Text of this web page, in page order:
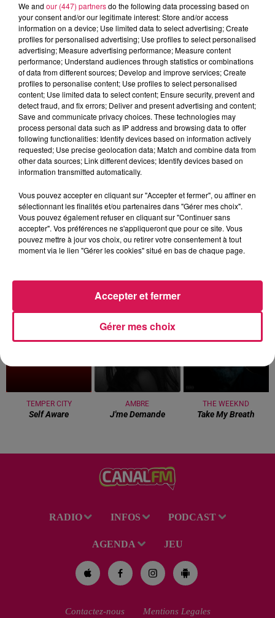
Réveil Canal FM
Angy Mayeux
Le Réveil de Canal FM
0:00 2 min 18 sec
3 juin 2025 - 2 min 18 sec
03.06.2025 - LES ANNIVERSAIRES DE PEOPLES
Revivez les meilleurs moments du Réveil de Canal FM
TEMPER CITY
Self Aware
6h28
6h28
AMBRE
J'me Demande
THE WEEKND
Take My Breath
RADIO INFOS PODCAST
AGENDA JEU
Contactez-nous Mentions Legales
We and our (447) partnersdo the following data processing based on
your consent and/or our legitimate interest: Store and/or access
information on a device; Use limited data to select advertising; Create
profiles for personalised advertising; Use profiles to select personalised
advertising; Measure advertising performance; Measure content
performance; Understand audiences through statistics or combinations
of data from different sources; Develop and improve services; Create
profiles to personalise content; Use profiles to select personalised
content; Use limited data to select content; Ensure security, prevent and
detect fraud, and fix errors; Deliver and present advertising and content;
Save and communicate privacy choices. These technologies may
process personal data such as IP address and browsing data to offer
following functionalities: Identify devices based on information actively
requested; Use precise geolocation data; Match and combine data from
other data sources; Link different devices; Identify devices based on
information transmitted automatically.
Vous pouvez accepter en cliquant sur "Accepter et fermer", ou affiner en
sélectionnant les finalités et/ou partenaires dans "Gérer mes choix".
Vous pouvez également refuser en cliquant sur "Continuer sans
accepter". Vos préférences ne s'appliqueront que pour ce site. Vous
pouvez mettre à jour vos choix, ou retirer votre consentement à tout
moment via le lien "Gérer les cookies" situé en bas de chaque page.
Gérer mes choix
Accepter et fermer